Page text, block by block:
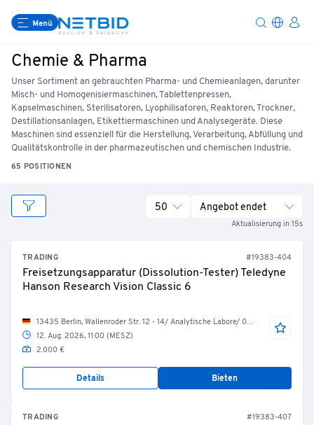
Menü
Chemie & Pharma
Unser Sortiment an gebrauchten Pharma- und Chemieanlagen, darunter
Misch- und Homogenisiermaschinen, Tablettenpressen,
Kapselmaschinen, Sterilisatoren, Lyophilisatoren, Reaktoren, Trockner,
Destillationsanlagen, Etikettiermaschinen und Analysegeräte. Diese
Maschinen sind essenziell für die Herstellung, Verarbeitung, Abfüllung und
Qualitätskontrolle in der pharmazeutischen und chemischen Industrie.
65 POSITIONEN
Aktualisierung in 15s
50 Angebot endet
TRADING #19383-404
Freisetzungsapparatur (Dissolution-Tester) Teledyne
Hanson Research Vision Classic 6
13435 Berlin, Wallenroder Str. 12 - 14/ Analytische Labore/ 06.10.03 Disso 3
12. Aug. 2026, 11:00 (MESZ)
2.000 €
Details Bieten
TRADING #19383-407